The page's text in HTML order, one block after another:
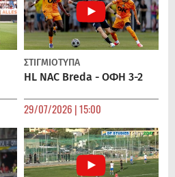
ΣΤΙΓΜΙΟΤΥΠΑ
HL NAC Breda - ΟΦΗ 3-2
29/07/2026 | 15:00